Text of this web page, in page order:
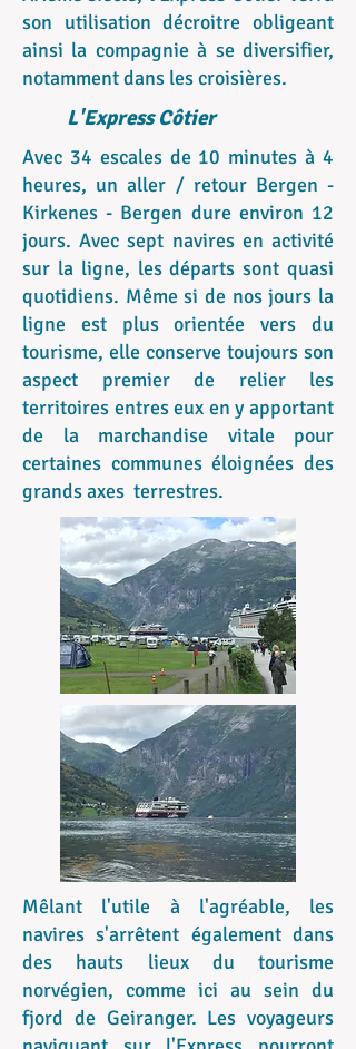
son utilisation décroitre obligeant
ainsi la compagnie à se diversifier,
notamment dans les croisières.
L'Express Côtier
Avec 34 escales de 10 minutes à 4
heures, un aller / retour Bergen -
Kirkenes - Bergen dure environ 12
jours. Avec sept navires en activité
sur la ligne, les départs sont quasi
quotidiens. Même si de nos jours la
ligne est plus orientée vers du
tourisme, elle conserve toujours son
aspect premier de relier les
territoires entres eux en y apportant
de la marchandise vitale pour
certaines communes éloignées des
grands axes terrestres.
Mêlant l'utile à l'agréable, les
navires s'arrêtent également dans
des hauts lieux du tourisme
norvégien, comme ici au sein du
fjord de Geiranger. Les voyageurs